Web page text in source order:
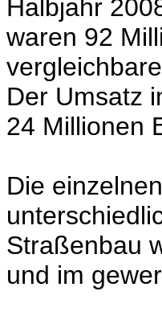
Halbjahr
waren 92
Der Umsatz
24 Millionen
Die
Straßenbau
und im